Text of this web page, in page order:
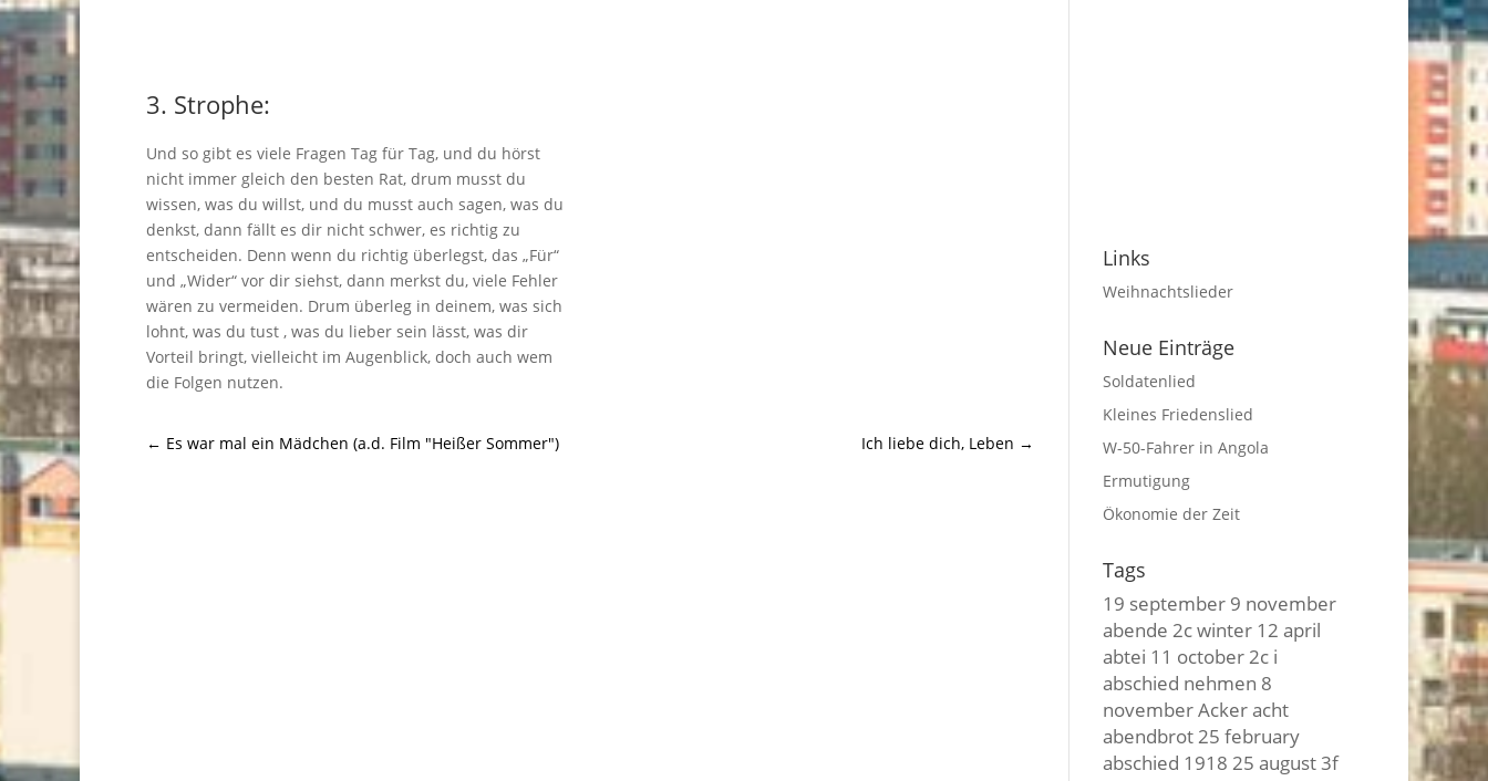
3. Strophe:
Und so gibt es viele Fragen Tag für Tag, und du hörst
nicht immer gleich den besten Rat, drum musst du
wissen, was du willst, und du musst auch sagen, was du
denkst, dann fällt es dir nicht schwer, es richtig zu
entscheiden. Denn wenn du richtig überlegst, das „Für“
und „Wider“ vor dir siehst, dann merkst du, viele Fehler
wären zu vermeiden. Drum überleg in deinem, was sich
lohnt, was du tust , was du lieber sein lässt, was dir
Vorteil bringt, vielleicht im Augenblick, doch auch wem
die Folgen nutzen.
← Es war mal ein Mädchen (a.d. Film "Heißer Sommer") Ich liebe dich, Leben →
Links
Weihnachtslieder
Neue Einträge
Soldatenlied
Kleines Friedenslied
W-50-Fahrer in Angola
Ermutigung
Ökonomie der Zeit
Tags
19 september 9 november
abende 2c winter 12 april
abtei 11 october2c i
abschied nehmen 8
novemberAckeracht
abendbrot25 february
abschied 1918 25 august3f